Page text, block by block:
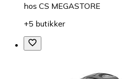
hos CS MEGASTORE
+5 butikker